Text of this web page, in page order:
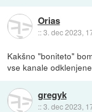
Orias
::3. dec 2023,
Kakšno "boniteto"
vse kanale
gregyk
::3. dec 2023,